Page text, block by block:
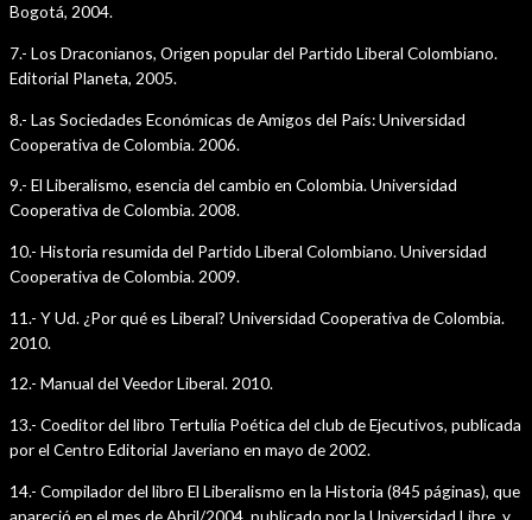
Bogotá, 2004.
7.- Los Draconianos, Origen popular del Partido Liberal Colombiano.
Editorial Planeta, 2005.
8.- Las Sociedades Económicas de Amigos del País: Universidad
Cooperativa de Colombia. 2006.
9.- El Liberalismo, esencia del cambio en Colombia. Universidad
Cooperativa de Colombia. 2008.
10.- Historia resumida del Partido Liberal Colombiano. Universidad
Cooperativa de Colombia. 2009.
11.- Y Ud. ¿Por qué es Liberal? Universidad Cooperativa de Colombia.
2010.
12.- Manual del Veedor Liberal. 2010.
13.- Coeditor del libro Tertulia Poética del club de Ejecutivos, publicada
por el Centro Editorial Javeriano en mayo de 2002.
14.- Compilador del libro El Liberalismo en la Historia (845 páginas), que
apareció en el mes de Abril/2004, publicado por la Universidad Libre, y